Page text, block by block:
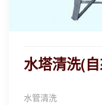
水塔清洗(
水管清洗